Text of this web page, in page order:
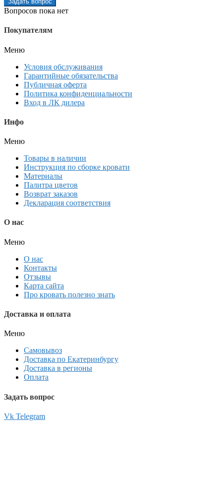
Вопросов пока нет
Покупателям
Меню
Условия обслуживания
Гарантийные обязательства
Публичная оферта
Политика конфиденциальности
Вход в ЛК дилера
Инфо
Меню
Товары в наличии
Инструкция по сборке кровати
Материалы
Палитра цветов
Возврат заказов
Декларация соответствия
О нас
Меню
О нас
Контакты
Отзывы
Карта сайта
Про кровать полезно знать
Доставка и оплата
Меню
Самовывоз
Доставка по Екатеринбургу
Доставка в регионы
Оплата
Задать вопрос
Vk Telegram